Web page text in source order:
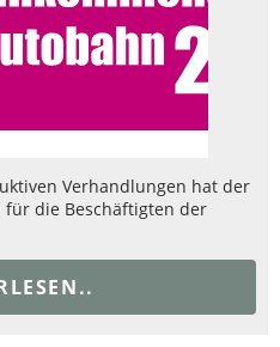
Verhandlungen hat der
die Beschäftigten der